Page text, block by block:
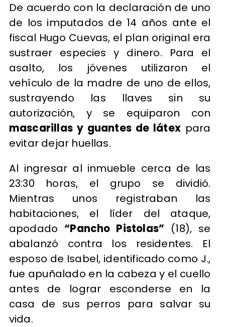
De acuerdo con la declaración de uno
de los imputados de 14 años ante el
fiscal Hugo Cuevas, el plan original era
sustraer especies y dinero. Para el
asalto, los jóvenes utilizaron el
vehículo de la madre de uno de ellos,
sustrayendo las llaves sin su
autorización, y se equiparon con
mascarillas y guantes de látexpara
evitar dejar huellas.
Al ingresar al inmueble cerca de las
23:30 horas, el grupo se dividió.
Mientras unos registraban las
habitaciones, el líder del ataque,
apodado “Pancho Pistolas” (18), se
abalanzó contra los residentes. El
esposo de Isabel, identificado como J.,
fue apuñalado en la cabeza y el cuello
antes de lograr esconderse en la
casa de sus perros para salvar su
vida.